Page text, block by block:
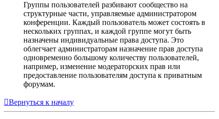
Группы пользователей разбивают сообщество на
структурные части, управляемые администратором
конференции. Каждый пользователь может состоять в
нескольких группах, и каждой группе могут быть
назначены индивидуальные права доступа. Это
облегчает администраторам назначение прав доступа
одновременно большому количеству пользователей,
например, изменение модераторских прав или
предоставление пользователям доступа к приватным
форумам.
Вернуться к началу